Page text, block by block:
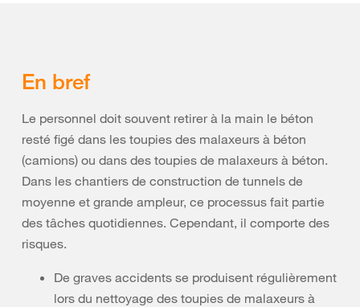
En bref
Le personnel doit souvent retirer à la main le béton
resté figé dans les toupies des malaxeurs à béton
(camions) ou dans des toupies de malaxeurs à béton.
Dans les chantiers de construction de tunnels de
moyenne et grande ampleur, ce processus fait partie
des tâches quotidiennes. Cependant, il comporte des
risques.
De graves accidents se produisent régulièrement
lors du nettoyage des toupies de malaxeurs à